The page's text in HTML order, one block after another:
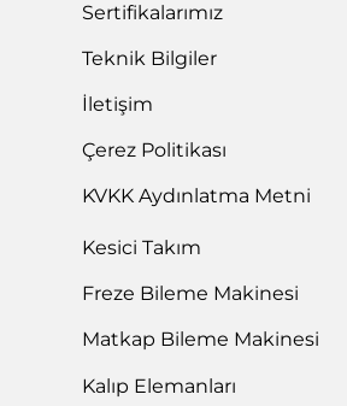
Çerez Politikası
KVKK Aydınlatma Metni
Kalıp Elemanları